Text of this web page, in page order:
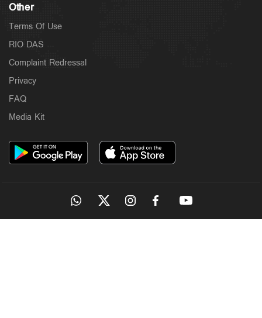
Other
Terms Of Use
RIO DAS
Complaint Redressal
Privacy
FAQ
Media Kit